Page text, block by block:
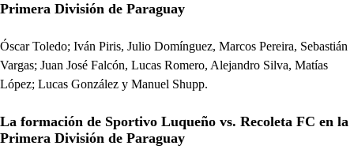
Primera División de Paraguay
Óscar Toledo; Iván Piris, Julio Domínguez, Marcos Pereira, Sebastián
Vargas; Juan José Falcón, Lucas Romero, Alejandro Silva, Matías
López; Lucas González y Manuel Shupp.
La formación de Sportivo Luqueño vs. Recoleta FC en la
Primera División de Paraguay